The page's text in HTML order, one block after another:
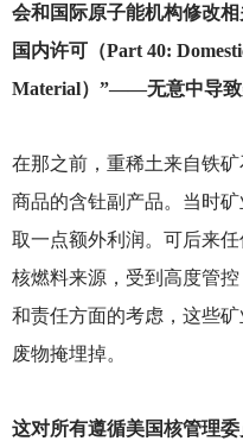
会和国际原子能机构修改
国内许可（Part 40:
Material）”——无意中导致
在那之前，重稀土来自铁
商品的含钍副产品。当时
取一点额外利润。可后来
核燃料来源，受到高度管
和责任方面的考虑，这些
废物掩埋掉。
这对所有遵循美国核管理